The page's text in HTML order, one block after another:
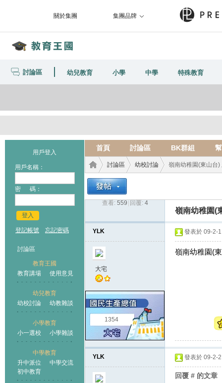
關於集團 集團品牌
討論區 幼兒教育 小學 中學 特殊教育
用戶登入
用戶名稱：
密 碼：
登入
登記帳號 忘記密碼
討論區
教育王國
教育講場
使用意見
幼兒教育
幼校討論
幼教雜談
小學教育
小一選校
小學雜談
中學教育
升中派位
中學交流
初中教育
首頁 討論區 BK群組
王國
討論區
›
幼校討論 嶺南幼稚園(東山台)
查看: 559 回覆: 4
嶺南幼稚園(
YLK
大宅
1354
發表於 09-2-
嶺南幼稚園(
YLK 發表於 09-2-
回覆 # 的文章